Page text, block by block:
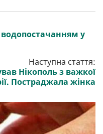
у
Наступна стаття:
Нікополь з важкої
Постраджала жінка